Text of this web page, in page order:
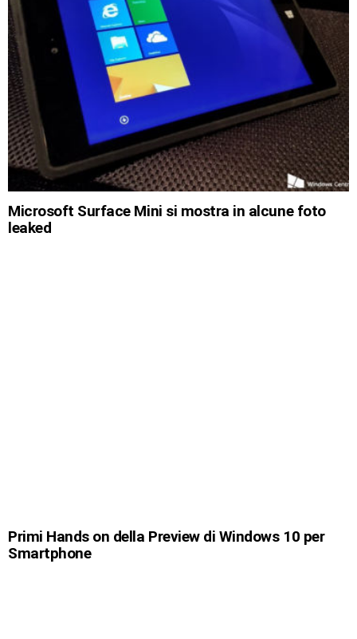
Microsoft Surface Mini si mostra in alcune foto
leaked
Primi Hands on della Preview di Windows 10 per
Smartphone